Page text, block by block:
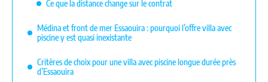
Ce que la distance change sur le contrat
Médina et front de mer Essaouira : pourquoi l’offre villa avec
piscine y est quasi inexistante
Critères de choix pour une villa avec piscine longue durée près
d’Essaouira